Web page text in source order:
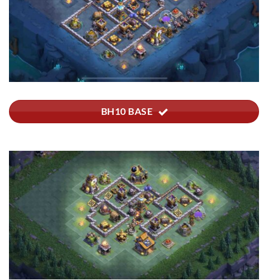
BH10 BASE